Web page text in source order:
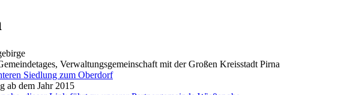
Verwaltungsgemeinschaft mit der Großen Kreisstadt Pirna